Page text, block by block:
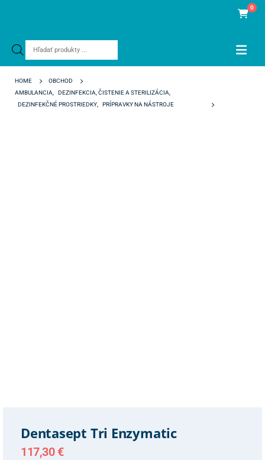
Products
0
HOME
OBCHOD
AMBULANCIA
DEZINFEKCIA, ČISTENIE A STERILIZÁCIA
DEZINFEKČNÉ PROSTRIEDKY
PRÍPRAVKY NA NÁSTROJE
Dentasept Tri Enzymatic
117,30 €